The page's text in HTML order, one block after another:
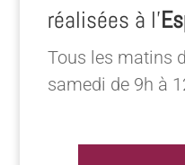
réalisées à l’
Tous les matins
samedi de 9h à